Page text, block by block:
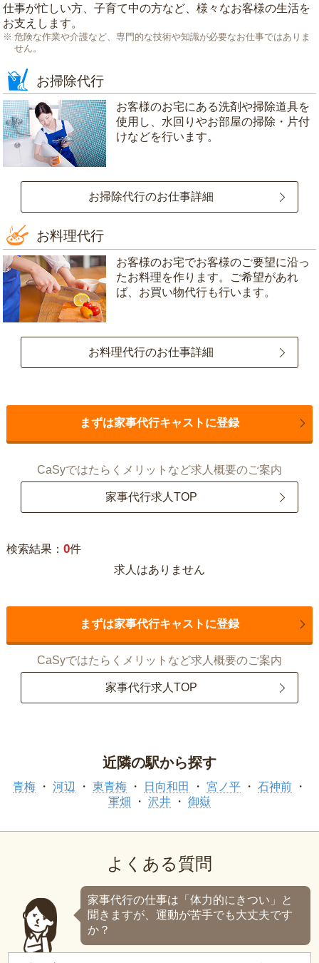
仕事が忙しい方、子育て中の方など、様々なお客様の生活を
お支えします。
危険な作業や介護など、専門的な技術や知識が必要なお仕事ではありま
せん。
お掃除代行
お客様のお宅にある洗剤や掃除道具を
使用し、水回りやお部屋の掃除・片付
けなどを行います。
お掃除代行のお仕事詳細
お料理代行
お客様のお宅でお客様のご要望に沿っ
たお料理を作ります。ご希望があれ
ば、お買い物代行も行います。
お料理代行のお仕事詳細
まずは家事代行キャストに登録
CaSyではたらくメリットなど求人概要のご案内
家事代行求人TOP
検索結果： 0件
求人はありません
まずは家事代行キャストに登録
CaSyではたらくメリットなど求人概要のご案内
家事代行求人TOP
近隣の駅から探す
青梅 河辺 東青梅 日向和田 宮ノ平
石神前
軍畑
沢井 御嶽
よくある質問
家事代行の仕事は「体力的にきつい」と
聞きますが、運動が苦手でも大丈夫です
か？